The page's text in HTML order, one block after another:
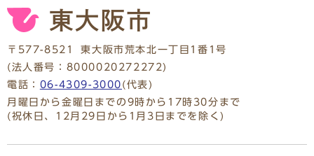
〒577-8521
東大阪市荒本北一丁目1番1号
(法人番号：8000020272272)
電話： 06-4309-3000 (代表)
月曜日から金曜日までの9時から17時30分まで
(祝休日、12月29日から1月3日までを除く)